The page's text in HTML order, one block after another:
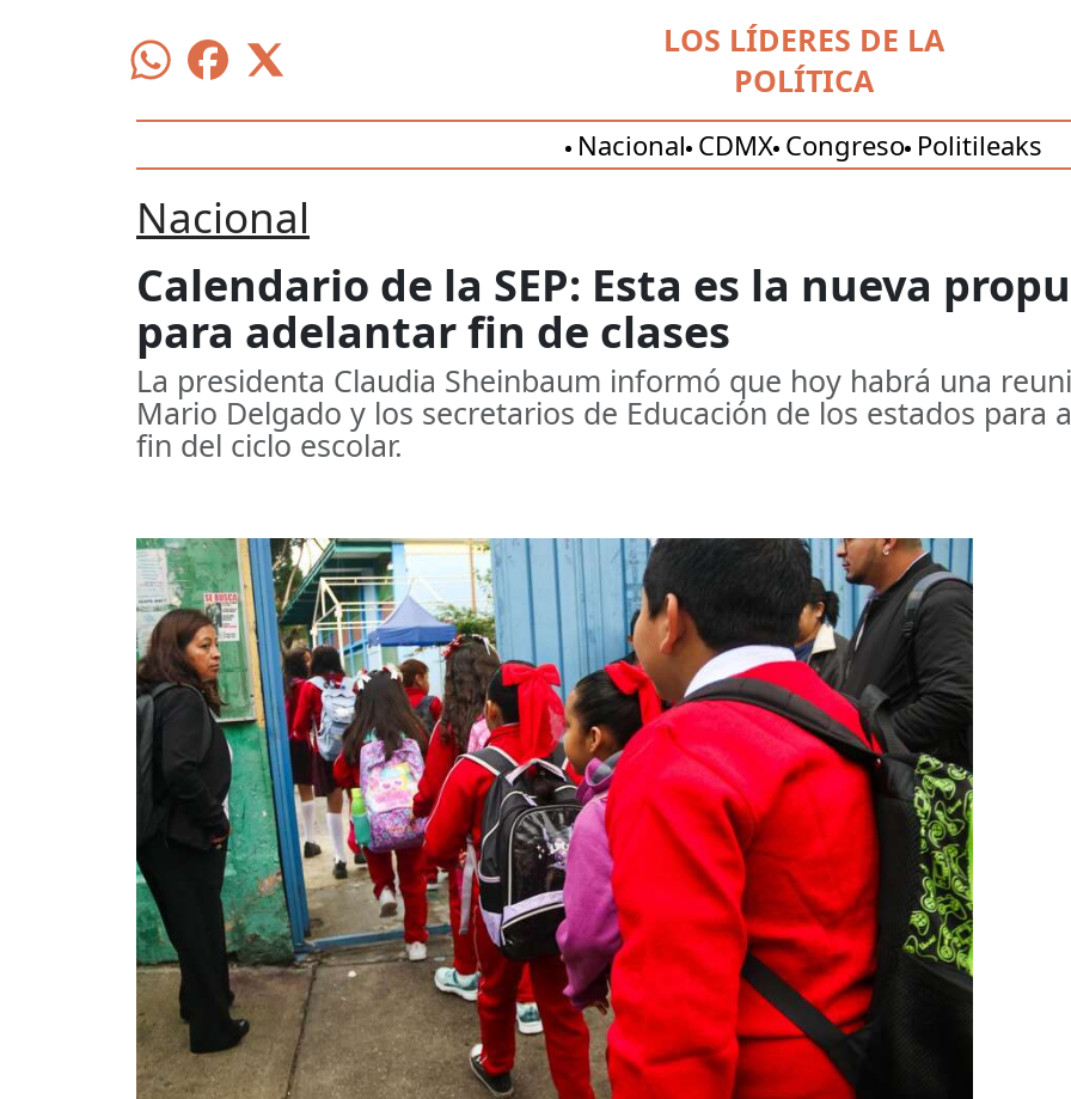
LOS LÍDERES DE LA
POLÍTICA
Nacional CDMX Congreso Politileaks
Nacional
Calendario de la SEP: Esta es la nueva
para adelantar fin de clases
La presidenta Claudia Sheinbaum informó que hoy habrá una
Mario Delgado y los secretarios de Educación de los estados para
fin del ciclo escolar.